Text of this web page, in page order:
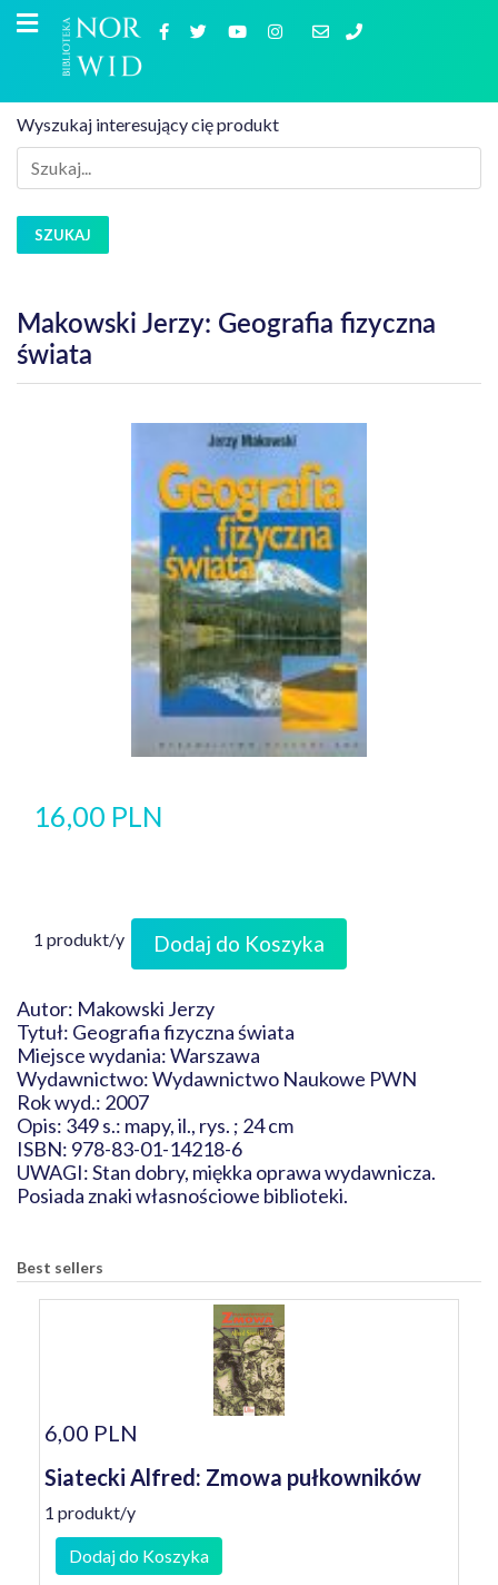
Wyszukaj interesujący cię produkt
SZUKAJ
Makowski Jerzy: Geografia fizyczna
świata
16,00 PLN
1 produkt/y Dodaj do Koszyka
Autor: Makowski Jerzy
Tytuł: Geografia fizyczna świata
Miejsce wydania: Warszawa
Wydawnictwo: Wydawnictwo Naukowe PWN
Rok wyd.: 2007
Opis: 349 s.: mapy, il., rys. ; 24 cm
ISBN: 978-83-01-14218-6
UWAGI: Stan dobry, miękka oprawa wydawnicza.
Posiada znaki własnościowe biblioteki.
Best sellers
6,00 PLN
Siatecki Alfred: Zmowa pułkowników
1 produkt/y
Dodaj do Koszyka